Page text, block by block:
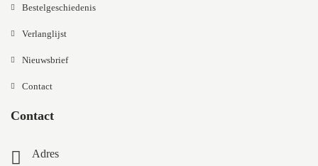
Bestelgeschiedenis
Verlanglijst
Nieuwsbrief
Contact
Contact
Adres